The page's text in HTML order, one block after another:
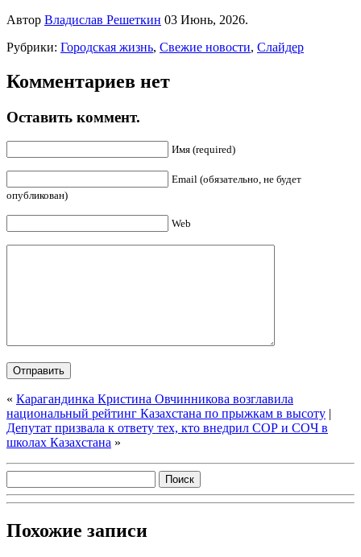
Автор Владислав Решеткин 03 Июнь, 2026.
Рубрики: Городская жизнь, Свежие новости, Слайдер
Комментариев нет
Оставить коммент.
Имя (required)
Email (обязательно, не будет
опубликован)
Web
« Карагандинка Кристина Овчинникова возглавила
национальный рейтинг Казахстана по прыжкам в высоту |
Депутат призвала к ответу тех, кто внедрил СОР и СОЧ в
школах Казахстана »
Похожие записи